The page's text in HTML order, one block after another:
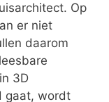
Op
er niet
daarom
3D
gaat, wordt